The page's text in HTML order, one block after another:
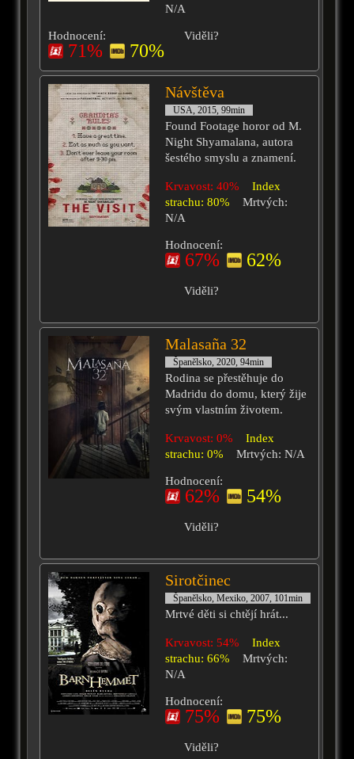
N/A
Hodnocení:
71% 70%
Viděli?
Návštěva
USA, 2015, 99min
Found Footage horor od M.
Night Shyamalana, autora
šestého smyslu a znamení.
Krvavost: 40%
Index
strachu: 80%
Mrtvých:
N/A
Hodnocení:
67% 62%
Viděli?
Malasaña 32
Španělsko, 2020, 94min
Rodina se přestěhuje do
Madridu do domu, který žije
svým vlastním životem.
Krvavost: 0%
Index
strachu: 0%
Mrtvých: N/A
Hodnocení:
62% 54%
Viděli?
Sirotčinec
Španělsko, Mexiko, 2007, 101min
Mrtvé děti si chtějí hrát...
Krvavost: 54%
Index
strachu: 66%
Mrtvých:
N/A
Hodnocení:
75% 75%
Viděli?